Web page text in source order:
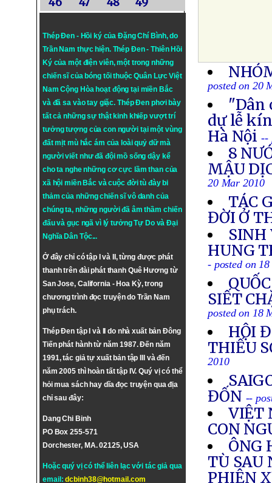
Thép Đen - Hồi ký của Đặng Chí Bình, do
Trần Nam thực hiện. Thép Đen- Thiên Hồi
Ký của một điện viên, một trong những
chiến sĩ của bóng tối thuộc Quân Lực Việt
Nam Cộng Hòa hoạt động tại miền Bắc
và đã sa vào tay giặc. Thép Đen phơi bày
tất cả những sự thật kinh khiếp vượt trí
tưởng tượng của con người tại một vùng
đất mịt mù hắc ám của loài quỷ dữ mà
người viết như đã đội mồ sống dậy kể
cho ta nghe những cơ cực lầm than của
xã hội miền Bắc và cuộc đời tù đày bi
thảm của những chiến sĩ vô danh của
chúng ta, những người đã âm thầm chiến
đấu và gục ngã vì lý tưởngTự DovàĐại
Nghĩa Dân Tộc...
Ở đây chỉ có tập I và II, từng được phát
thanh trên đài phát thanh Quê Hương từ
San Jose, California - Hoa Kỳ, trong
chương trình đọc truyện do Trần Nam
phụ trách.
Thép Đen tập I và II do nhà xuất bản Đông
Tiến phát hành từ năm 1987. Đến năm
1991, tác giả tự xuất bản tập III và đến
năm 2005 thì hoàn tất tập IV. Quý vị có thể
hỏi mua sách hay dĩa đọc truyện qua địa
chỉ sau đây:
Dang Chi Binh
PO Box 255-571
Dorchester, MA. 02125, USA
Hoặc quý vị có thể liên lạc với tác giả qua
email:dcbinh38@hotmail.com
posted on 20
"Dân
dự lễ
Hà Nội--
8
MẬU
20 Mar 2010
TÁC
ĐỜI Ở
SINH
HUNG
- posted on
SIẾT
posted on 18
HỘI
THIẾU
2010
ĐỐN --
VIỆT
CON
ÔNG
TÙ SAU
PHIÊN